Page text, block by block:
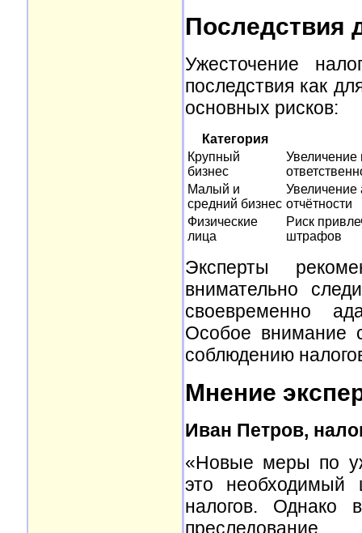
Последствия
Ужесточение
последствия как
основных рисков:
Категория
Крупный
бизнес
Увеличение
Малый и
средний бизнес
Увеличение
отчётности
Физические
лица
Риск
штрафов
Эксперты
внимательно
своевременно
Особое внимание
соблюдению
Мнение
Иван Петров,
«Новые меры по
это
налогов. Однако
преследование